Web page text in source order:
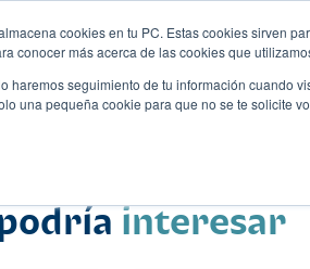
cookies en tu PC. Estas cookies sirven
conocer más acerca de las cookies que
haremos seguimiento de tu información cuando
una pequeña cookie para que no se te solicite
interesar